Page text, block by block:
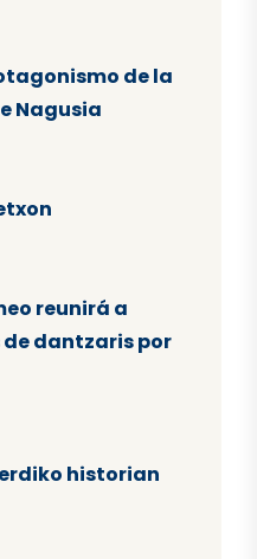
de la
Nagusia
reunirá a
dantzaris por
historian